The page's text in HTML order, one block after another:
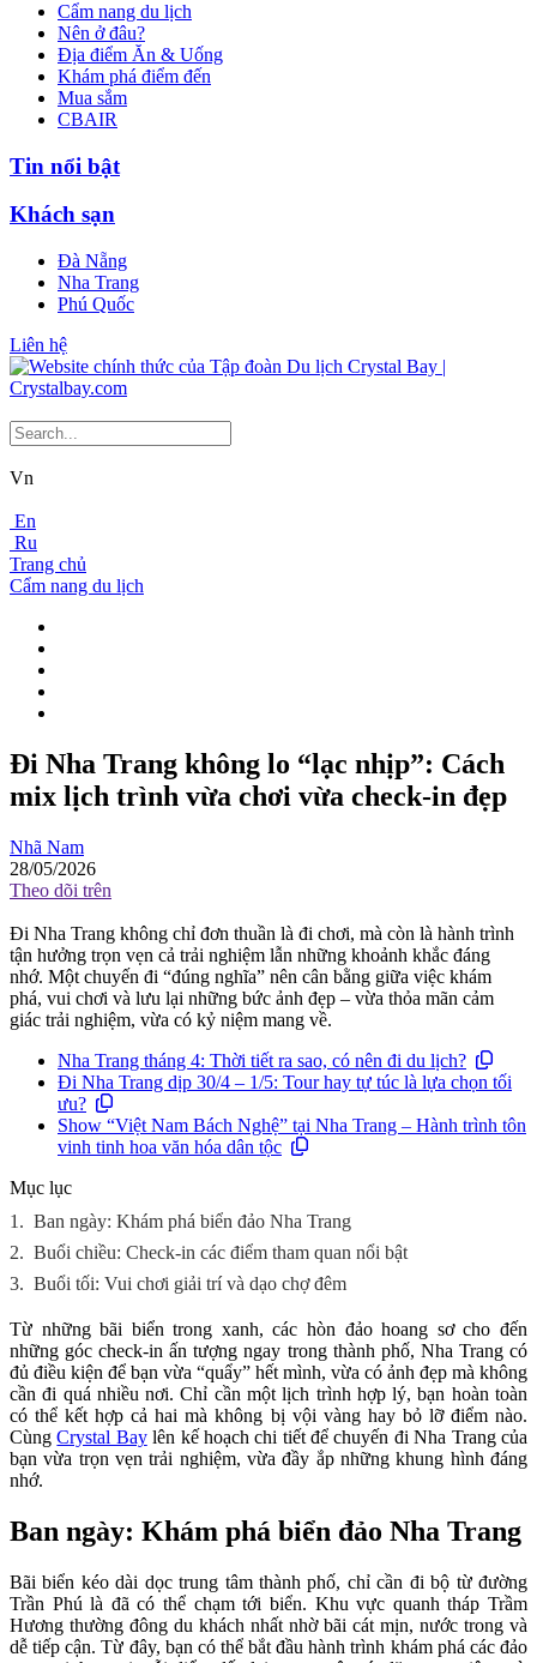
Cẩm nang du lịch
Nên ở đâu?
Địa điểm Ăn & Uống
Khám phá điểm đến
Mua sắm
CBAIR
Tin nổi bật
Khách sạn
Đà Nẵng
Nha Trang
Phú Quốc
Liên hệ
Vn
En
Ru
Trang chủ
Cẩm nang du lịch
Đi Nha Trang không lo “lạc nhịp”: Cách
mix lịch trình vừa chơi vừa check-in đẹp
Nhã Nam
28/05/2026
Theo dõi trên
Đi Nha Trang không chỉ đơn thuần là đi chơi, mà còn là hành trình
tận hưởng trọn vẹn cả trải nghiệm lẫn những khoảnh khắc đáng
nhớ. Một chuyến đi “đúng nghĩa” nên cân bằng giữa việc khám
phá, vui chơi và lưu lại những bức ảnh đẹp – vừa thỏa mãn cảm
giác trải nghiệm, vừa có kỷ niệm mang về.
Nha Trang tháng 4: Thời tiết ra sao, có nên đi du lịch?
Đi Nha Trang dịp 30/4 – 1/5: Tour hay tự túc là lựa chọn tối
ưu?
Show “Việt Nam Bách Nghệ” tại Nha Trang – Hành trình tôn
vinh tinh hoa văn hóa dân tộc
Mục lục
1. Ban ngày: Khám phá biển đảo Nha Trang
2. Buổi chiều: Check-in các điểm tham quan nổi bật
3. Buổi tối: Vui chơi giải trí và dạo chợ đêm
Từ những bãi biển trong xanh, các hòn đảo hoang sơ cho đến
những góc check-in ấn tượng ngay trong thành phố, Nha Trang có
đủ điều kiện để bạn vừa “quẩy” hết mình, vừa có ảnh đẹp mà không
cần đi quá nhiều nơi. Chỉ cần một lịch trình hợp lý, bạn hoàn toàn
có thể kết hợp cả hai mà không bị vội vàng hay bỏ lỡ điểm nào.
CùngCrystal Baylên kế hoạch chi tiết để chuyến đi Nha Trang của
bạn vừa trọn vẹn trải nghiệm, vừa đầy ắp những khung hình đáng
nhớ.
Ban ngày: Khám phá biển đảo Nha Trang
Bãi biển kéo dài dọc trung tâm thành phố, chỉ cần đi bộ từ đường
Trần Phú là đã có thể chạm tới biển. Khu vực quanh tháp Trầm
Hương thường đông du khách nhất nhờ bãi cát mịn, nước trong và
dễ tiếp cận. Từ đây, bạn có thể bắt đầu hành trình khám phá các đảo